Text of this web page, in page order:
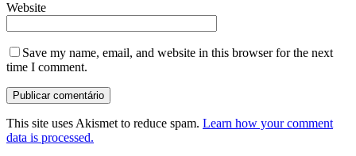
Website
Save my name, email, and website in this browser for the next
time I comment.
This site uses Akismet to reduce spam. Learn how your comment
data is processed.